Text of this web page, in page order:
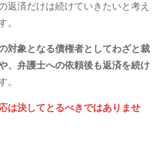
返済だけは続けていきたいと考え
。
対象となる債権者としてわざと裁
、弁護士への依頼後も返済を続け
。
は決してとるべきではありませ